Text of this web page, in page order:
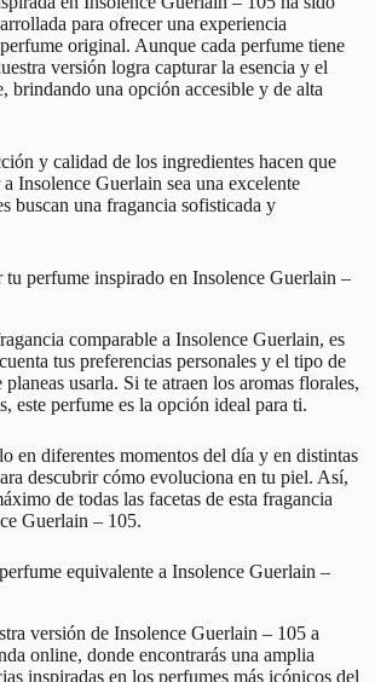
para ofrecer una experiencia
original. Aunque cada perfume tiene
versión logra capturar la esencia y el
brindando una opción accesible y de alta
y calidad de los ingredientes hacen que
Insolence Guerlain sea una excelente
buscan una fragancia sofisticada y
tu perfume inspirado en Insolence Guerlain –
comparable a Insolence Guerlain, es
tus preferencias personales y el tipo de
planeas usarla. Si te atraen los aromas florales,
este perfume es la opción ideal para ti.
en diferentes momentos del día y en distintas
descubrir cómo evoluciona en tu piel. Así,
de todas las facetas de esta fragancia
Guerlain – 105.
equivalente a Insolence Guerlain –
versión de Insolence Guerlain – 105 a
online, donde encontrarás una amplia
inspiradas en los perfumes más icónicos del